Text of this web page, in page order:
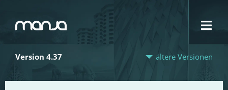
Navigation
Version 4.37 ältere Versionen